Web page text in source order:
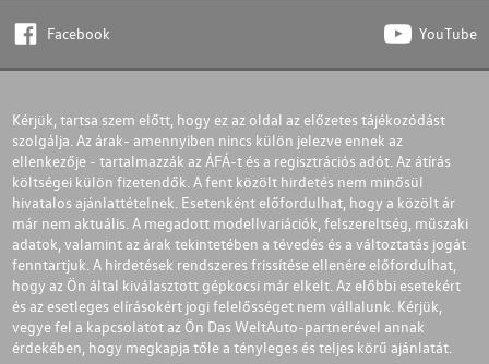
Facebook YouTube
Kérjük, tartsa szem előtt, hogy ez az oldal az előzetes tájékozódást
szolgálja. Az árak- amennyiben nincs külön jelezve ennek az
ellenkezője - tartalmazzák az ÁFÁ-t és a regisztrációs adót. Az átírás
költségei külön fizetendők. A fent közölt hirdetés nem minősül
hivatalos ajánlattételnek. Esetenként előfordulhat, hogy a közölt ár
már nem aktuális. A megadott modellvariációk, felszereltség, műszaki
adatok, valamint az árak tekintetében a tévedés és a változtatás jogát
fenntartjuk. A hirdetések rendszeres frissítése ellenére előfordulhat,
hogy az Ön által kiválasztott gépkocsi már elkelt. Az előbbi esetekért
és az esetleges elírásokért jogi felelősséget nem vállalunk. Kérjük,
vegye fel a kapcsolatot az Ön Das WeltAuto-partnerével annak
érdekében, hogy megkapja tőle a tényleges és teljes körű ajánlatát.